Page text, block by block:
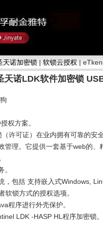
天诺加密锁 | 软锁云授权 | eTken
天诺LDK软件加密锁
权方案。
许可证）在业内拥有可靠的安
管理。它提供一套基于web的
，包括 支持嵌入式Windows,
软锁方式的授权选项。
程序进行外壳保护。
LDK -HASP HL程序加密锁